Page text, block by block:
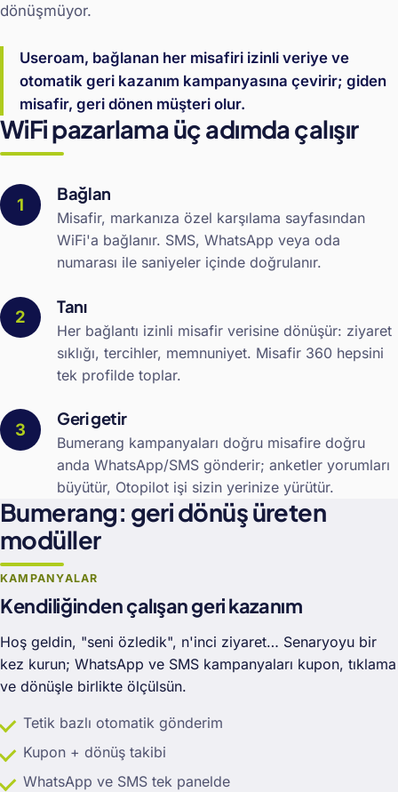
dönüşmüyor.
Useroam, bağlanan her misafiri izinli veriye ve
otomatik geri kazanım kampanyasına çevirir; giden
misafir, geri dönen müşteri olur.
WiFi pazarlama üç adımda çalışır
Bağlan
Misafir, markanıza özel karşılama sayfasından
WiFi'a bağlanır. SMS, WhatsApp veya oda
numarası ile saniyeler içinde doğrulanır.
Tanı
Her bağlantı izinli misafir verisine dönüşür: ziyaret
sıklığı, tercihler, memnuniyet. Misafir 360 hepsini
tek profilde toplar.
Geri getir
Bumerang kampanyaları doğru misafire doğru
anda WhatsApp/SMS gönderir; anketler yorumları
büyütür, Otopilot işi sizin yerinize yürütür.
Bumerang: geri dönüş üreten
modüller
KAMPANYALAR
Kendiliğinden çalışan geri kazanım
Hoş geldin, "seni özledik", n'inci ziyaret… Senaryoyu bir
kez kurun; WhatsApp ve SMS kampanyaları kupon, tıklama
ve dönüşle birlikte ölçülsün.
Tetik bazlı otomatik gönderim
Kupon + dönüş takibi
WhatsApp ve SMS tek panelde